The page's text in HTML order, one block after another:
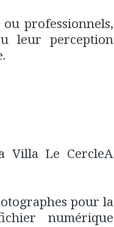
professionnels,
leur perception
Villa Le CercleA
pour la
numérique